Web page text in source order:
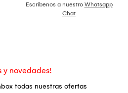
Escríbenos a nuestro Whatsapp
Chat
y novedades!
todas nuestras ofertas